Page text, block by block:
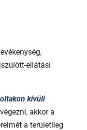
ellátási
kívüli
akkor a
a területileg